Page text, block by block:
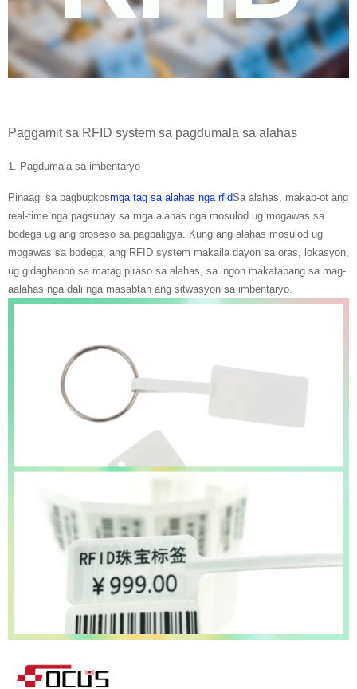
Paggamit sa RFID system sa pagdumala sa alahas
1. Pagdumala sa imbentaryo
Pinaagi sa pagbugkosmga tag sa alahas nga rfidSa alahas, makab-ot ang
real-time nga pagsubay sa mga alahas nga mosulod ug mogawas sa
bodega ug ang proseso sa pagbaligya. Kung ang alahas mosulod ug
mogawas sa bodega, ang RFID system makaila dayon sa oras, lokasyon,
ug gidaghanon sa matag piraso sa alahas, sa ingon makatabang sa mag-
aalahas nga dali nga masabtan ang sitwasyon sa imbentaryo.